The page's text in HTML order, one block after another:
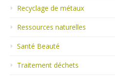
Recyclage de métaux
Ressources naturelles
Santé Beauté
Traitement déchets